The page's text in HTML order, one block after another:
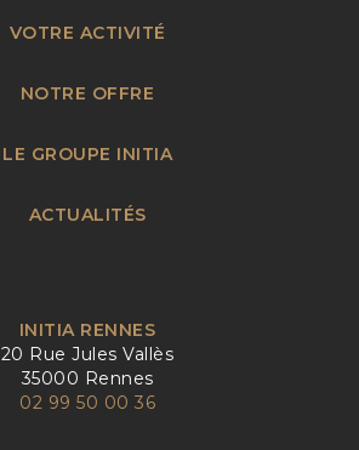
INITIA RENNES
20 Rue Jules Vallès
35000 Rennes
02 99 50 00 36
VOTRE ACTIVITÉ
NOTRE OFFRE
LE GROUPE INITIA
ACTUALITÉS